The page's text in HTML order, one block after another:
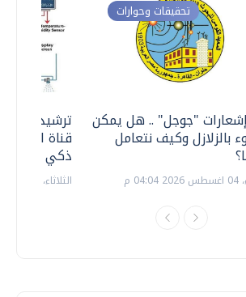
ترشيدا
قناة
ذكي
الثلاثاء، 14 يوليو 2026 06:11 م
تحقيقات وحوارات
"جوجل" .. هل يمكن
بالزلازل وكيف نتعامل
م